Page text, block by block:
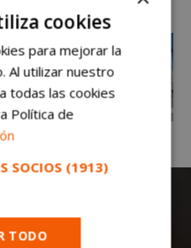
cookies
para mejorar la
Al utilizar nuestro
todas las cookies
Política de
SOCIOS (1913)
TODO